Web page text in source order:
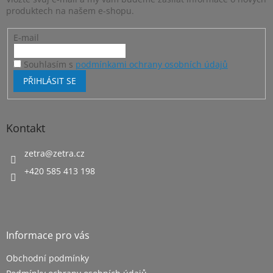
produktech na našem e-shopu.
E-mail
Souhlasím s podmínkami ochrany osobních údajů
PŘIHLÁSIT SE
Kontakt
zetra@zetra.cz
+420 585 413 198
Informace pro vás
Obchodní podmínky